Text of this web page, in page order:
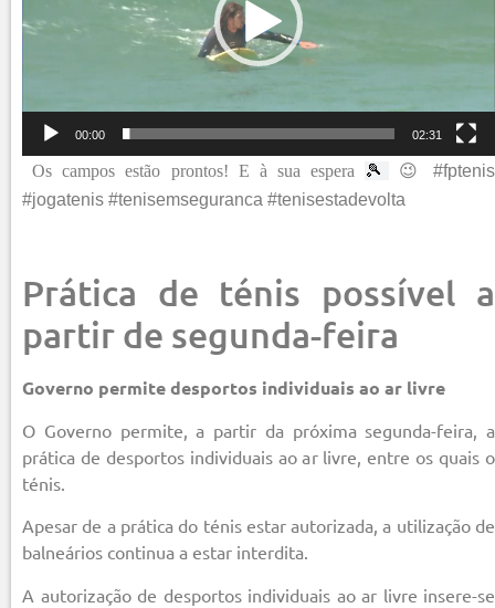
00:00 02:31
Os campos estão prontos! E à sua espera 🎾 😉
#fptenis
#jogatenis #tenisemseguranca #tenisestadevolta
Prática de ténis possível a
partir de segunda-feira
Governo permite desportos individuais ao ar livre
O Governo permite, a partir da próxima segunda-feira, a
prática de desportos individuais ao ar livre, entre os quais o
ténis.
Apesar de a prática do ténis estar autorizada, a utilização de
balneários continua a estar interdita.
A autorização de desportos individuais ao ar livre insere-se